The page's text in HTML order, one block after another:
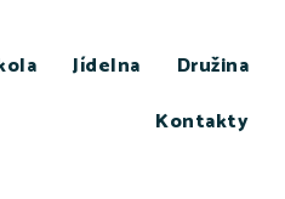
Jídelna
Družina
Kontakty